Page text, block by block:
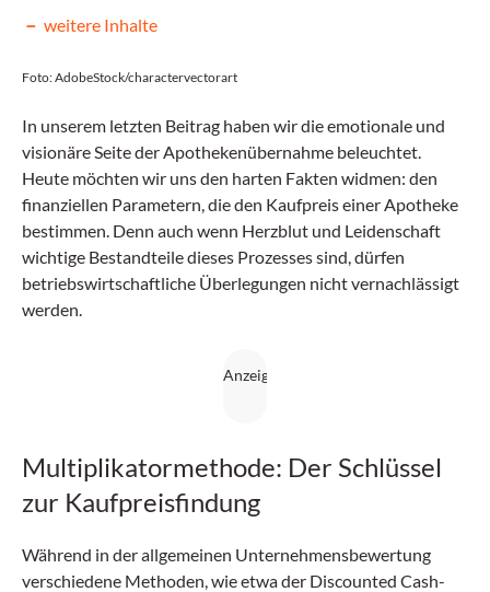
weitere Inhalte
Foto: AdobeStock/charactervectorart
In unserem letzten Beitrag haben wir die emotionale und
visionäre Seite der Apothekenübernahme beleuchtet.
Heute möchten wir uns den harten Fakten widmen: den
finanziellen Parametern, die den Kaufpreis einer Apotheke
bestimmen. Denn auch wenn Herzblut und Leidenschaft
wichtige Bestandteile dieses Prozesses sind, dürfen
betriebswirtschaftliche Überlegungen nicht vernachlässigt
werden.
Multiplikatormethode: Der Schlüssel
zur Kaufpreisfindung
Während in der allgemeinen Unternehmensbewertung
verschiedene Methoden, wie etwa der Discounted Cash-